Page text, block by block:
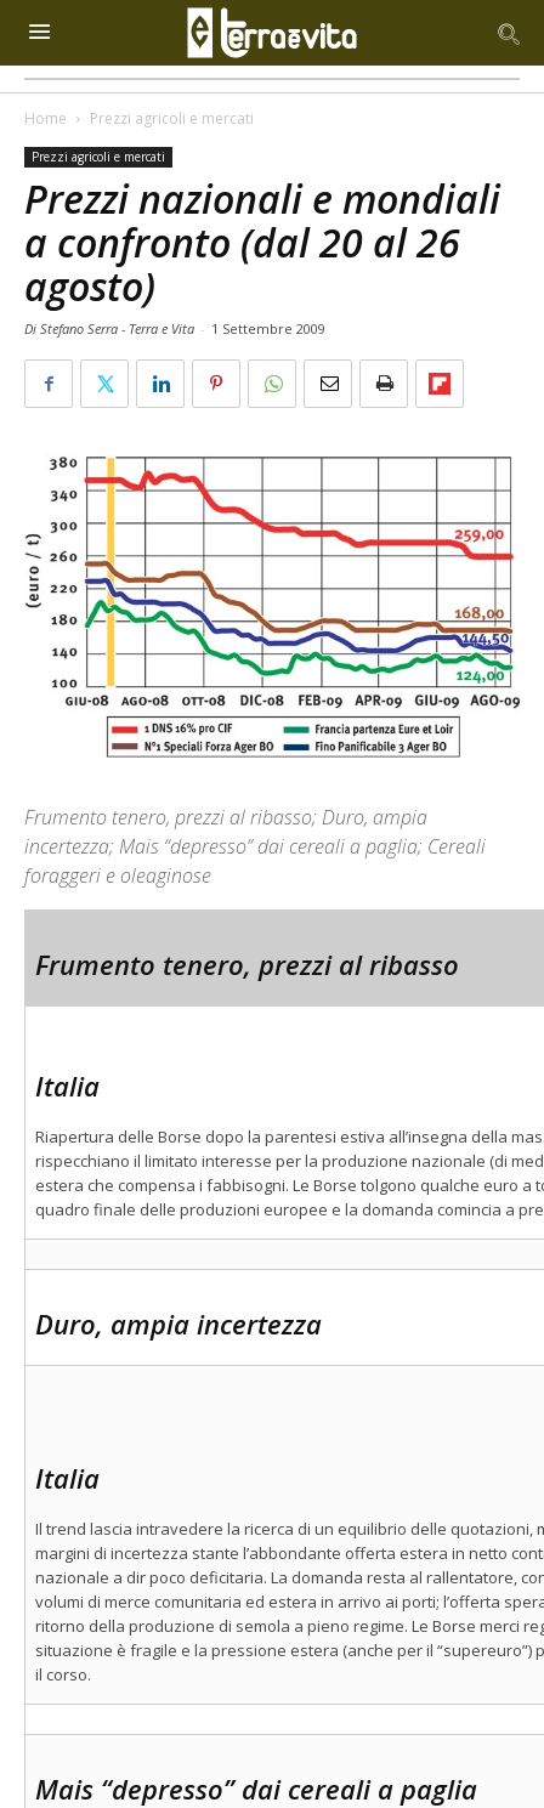
Home Prezzi agricoli e mercati
Prezzi agricoli e mercati
Prezzi nazionali e mondiali
a confronto (dal 20 al 26
agosto)
Di Stefano Serra - Terra e Vita - 1 Settembre 2009
Frumento tenero, prezzi al ribasso; Duro, ampia
incertezza; Mais “depresso” dai cereali a paglia; Cereali
foraggeri e oleaginose
Frumento tenero, prezzi al ribasso
Italia
Riapertura delle Borse dopo la parentesi estiva all’insegna della
rispecchiano il limitato interesse per la produzione nazionale (di
estera che compensa i fabbisogni. Le Borse tolgono qualche euro a
quadro finale delle produzioni europee e la domanda comincia a
Duro, ampia incertezza
Italia
Il trend lascia intravedere la ricerca di un equilibrio delle quotazioni,
margini di incertezza stante l’abbondante offerta estera in netto
nazionale a dir poco deficitaria. La domanda resta al rallentatore,
volumi di merce comunitaria ed estera in arrivo ai porti; l’offerta
ritorno della produzione di semola a pieno regime. Le Borse merci
situazione è fragile e la pressione estera (anche per il
il corso.
Mais “depresso” dai cereali a paglia